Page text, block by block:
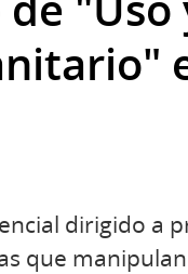
dirigido a
que